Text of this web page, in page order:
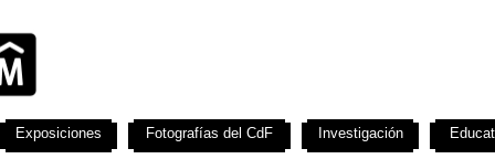
Exposiciones Fotografías del CdF Investigación